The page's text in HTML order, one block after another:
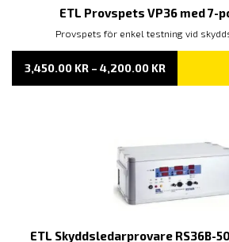
ETL Provspets VP36 med 7-
Provspets för enkel testning vid
3,450.00 KR – 4,200.00 KR
TILL
ETL Skyddsledarprovare RS36B-